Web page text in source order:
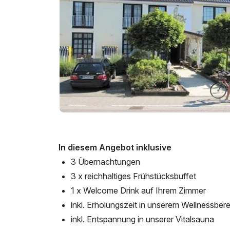
In diesem Angebot inklusive
3 Übernachtungen
3 x reichhaltiges Frühstücksbuffet
1 x Welcome Drink auf Ihrem Zimmer
inkl. Erholungszeit in unserem
inkl. Entspannung in unserer Vitalsauna